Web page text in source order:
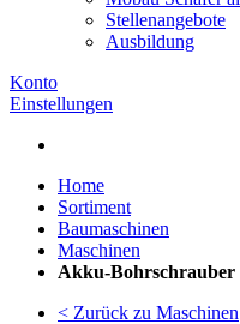
Stellenangebote
Ausbildung
Konto
Einstellungen
Home
Sortiment
Baumaschinen
Maschinen
Akku-Bohrschrauber
< Zurück zu Maschinen